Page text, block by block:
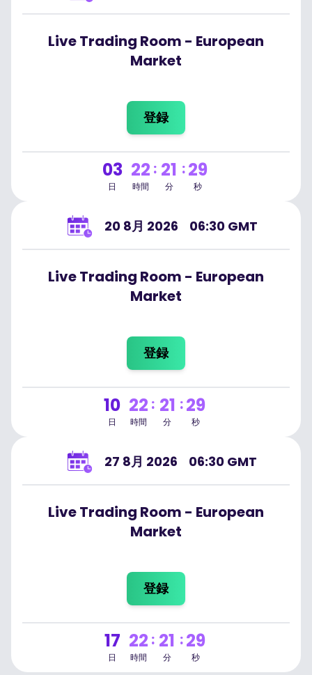
Live Trading Room - European
Market
登録
03
日
22
時間
: 21
分
:29
秒
20 8月 2026 06:30 GMT
Live Trading Room - European
Market
登録
10
日
22
時間
: 21
分
:29
秒
27 8月 2026 06:30 GMT
Live Trading Room - European
Market
登録
17
日
22
時間
: 21
分
:29
秒